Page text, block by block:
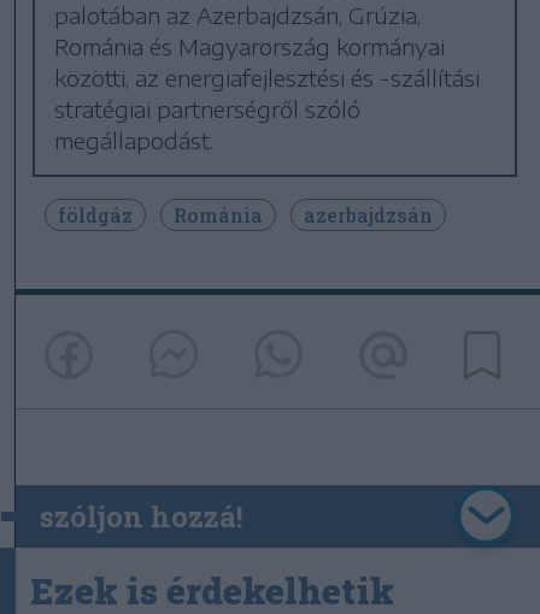
palotában az Azerbajdzsán, Grúzia,
Románia és Magyarország kormányai
közötti, az energiafejlesztési és -szállítási
stratégiai partnerségről szóló
megállapodást.
földgáz Románia azerbajdzsán
szóljon hozzá!
Ezek is érdekelhetik